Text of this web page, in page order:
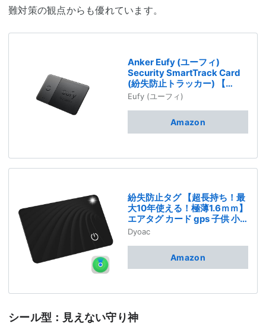
難対策の観点からも優れています。
Anker Eufy (ユーフィ)
Security SmartTrack Card
(紛失防止トラッカー) 【
Appleの「探す」に対応 (iOS
端末のみ) / なくしものが、無
スマホが見つかる/置き忘れ防
止/スマホ鳴らす】
Eufy (ユーフィ)
Amazon
紛失防止タグ 【超長持ち！最
大10年使える！極薄1.6ｍｍ】
エアタグ カード gps 子供 小
型 財布 gpsタグ スマートタグ
airタグ 忘れ物防止 タグ 車 カ
アータグ 紛失防止 gpsトラッ
カー MFi認証品 （Apple「探
見守り 置き忘れ防止 IP68防
Android非対応） Dyoac
Dyoac
Amazon
シール型：見えない守り神